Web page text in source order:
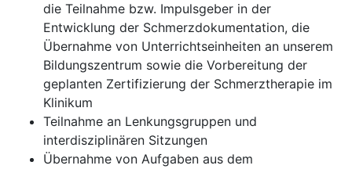
die Teilnahme bzw. Impulsgeber in der
Entwicklung der Schmerzdokumentation, die
Übernahme von Unterrichtseinheiten an unserem
Bildungszentrum sowie die Vorbereitung der
geplanten Zertifizierung der Schmerztherapie im
Klinikum
Teilnahme an Lenkungsgruppen und
interdisziplinären Sitzungen
Übernahme von Aufgaben aus dem